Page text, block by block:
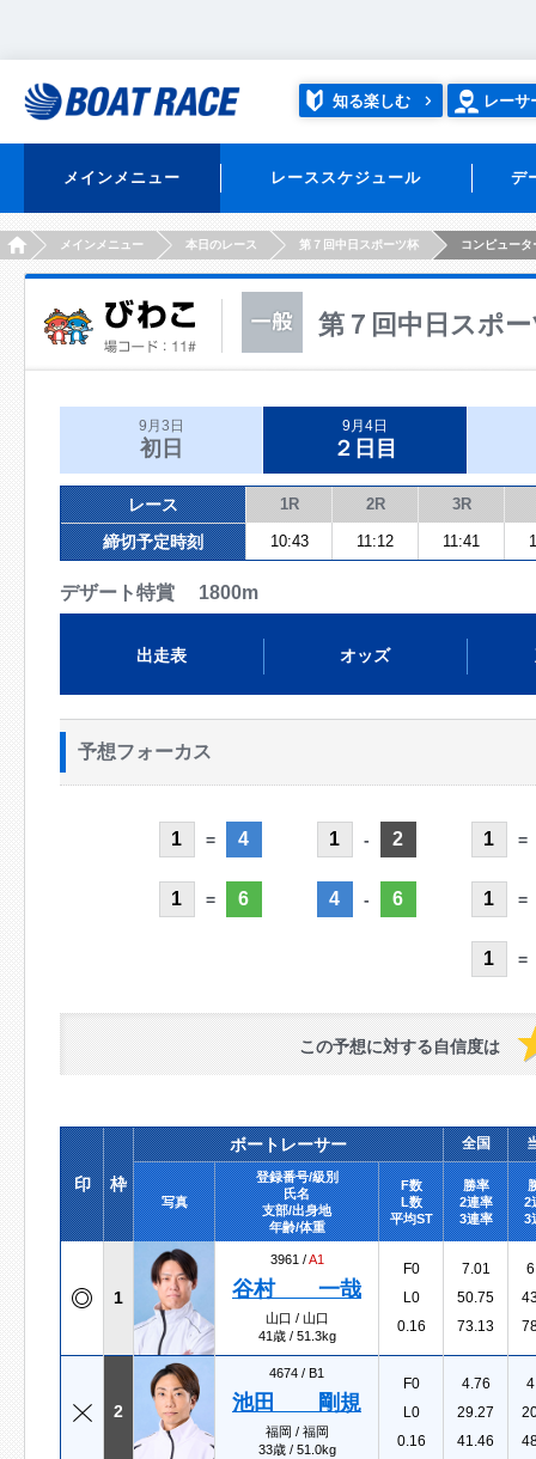
知る楽しむ レーサ
メインメニュー レーススケジュール デ
HOMEメインメニュー 本日のレース 第７回中日スポーツ杯 コンピュータ
第７回中日スポ
9月3日
初日
9月4日
２日目
レース 1R 2R 3R
締切予定時刻 10:43 11:12 11:41
デザート特賞 1800m
出走表 オッズ
予想フォーカス
1 = 4
1 = 6
1 - 2
4 - 6
1 =
1 =
1 =
この予想に対する自信度は
印 枠
ボートレーサー 全国
写真
登録番号/級別
氏名
支部/出身地
年齢/体重
F数
L数
平均ST
勝率
2連率
3連率
2
3
1
3961 /A1
谷村 一哉
山口 / 山口
41歳 / 51.3kg
F0
L0
0.16
7.01
50.75
73.13
2
4674 / B1
池田 剛規
福岡 / 福岡
33歳 / 51.0kg
F0
L0
0.16
4.76
29.27
41.46